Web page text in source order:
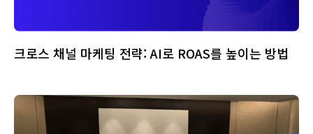
크로스 채널 마케팅 전략: AI로 ROAS를 높이는 방법